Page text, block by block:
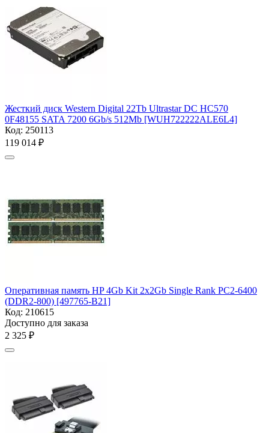
Жесткий диск Western Digital 22Tb Ultrastar DC HC570
0F48155 SATA 7200 6Gb/s 512Mb [WUH722222ALE6L4]
Код: 250113
119 014 ₽
Оперативная память HP 4Gb Kit 2x2Gb Single Rank PC2-6400
(DDR2-800) [497765-B21]
Код: 210615
Доступно для заказа
2 325 ₽